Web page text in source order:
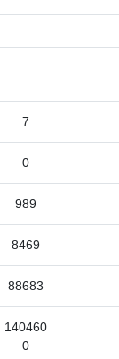
7
0
989
8469
88683
140460
0